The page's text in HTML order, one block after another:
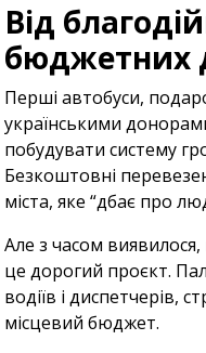
Від
бюджетних
Перші автобуси,
українськими
побудувати систему
Безкоштовні
міста, яке “дбає про
Але з часом
це дорогий проєкт.
водіїв і диспетчерів,
місцевий бюджет.